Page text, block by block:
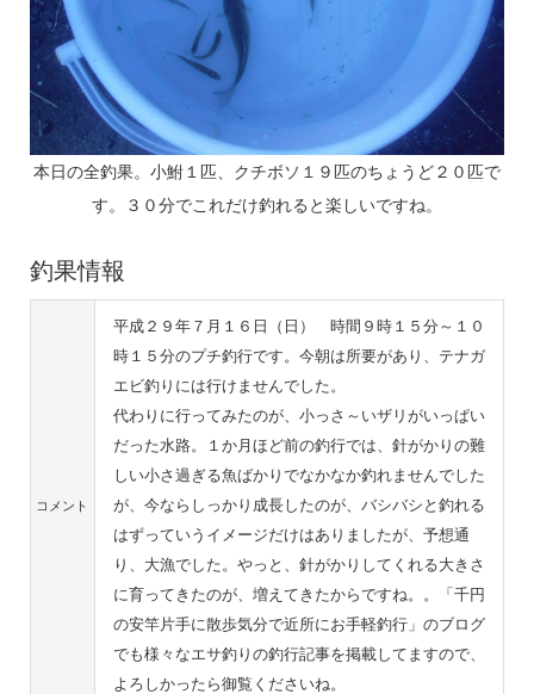
本日の全釣果。小鮒１匹、クチボソ１９匹のちょうど２０匹で
す。３０分でこれだけ釣れると楽しいですね。
釣果情報
コメント
平成２９年７月１６日（日） 時間９時１５分～１０
時１５分のプチ釣行です。今朝は所要があり、テナガ
エビ釣りには行けませんでした。
代わりに行ってみたのが、小っさ～いザリがいっぱい
だった水路。１か月ほど前の釣行では、針がかりの難
しい小さ過ぎる魚ばかりでなかなか釣れませんでした
が、今ならしっかり成長したのが、バシバシと釣れる
はずっていうイメージだけはありましたが、予想通
り、大漁でした。やっと、針がかりしてくれる大きさ
に育ってきたのが、増えてきたからですね。。「千円
の安竿片手に散歩気分で近所にお手軽釣行」のブログ
でも様々なエサ釣りの釣行記事を掲載してますので、
よろしかったら御覧くださいね。